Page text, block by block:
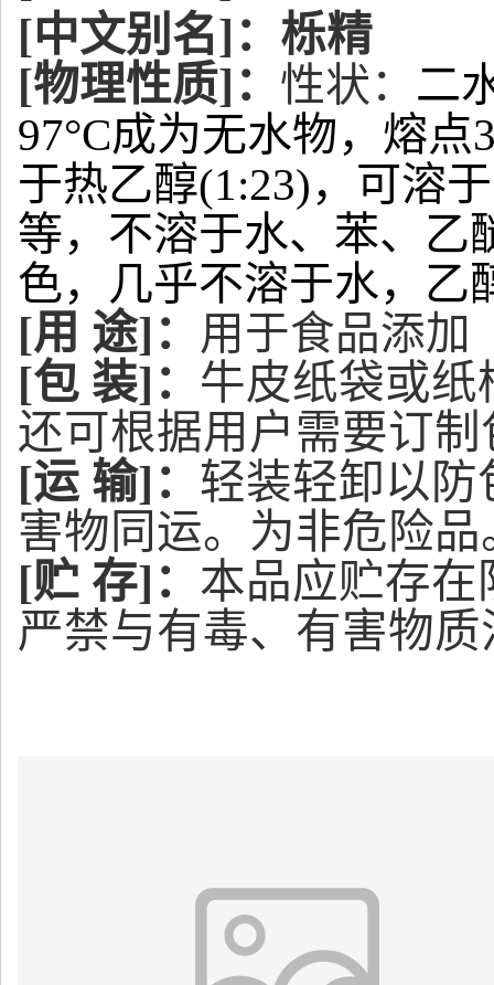
[中文别名]：栎精
[物理性质]： 性状： 二
97°C成为无水物，熔
于热乙醇(1:23)，可溶
等，不溶于水、苯、乙
色，几乎不溶于水，乙
[用 途]： 用于食品添加
[包 装]： 牛皮纸袋或
还可根据用户需要订制
[运 输]： 轻装轻卸以
害物同运。为非危险品
[贮 存]： 本品应贮存
严禁与有毒、有害物